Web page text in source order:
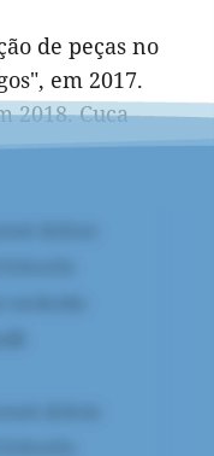
de peças no
em 2017.
2018. Cuca